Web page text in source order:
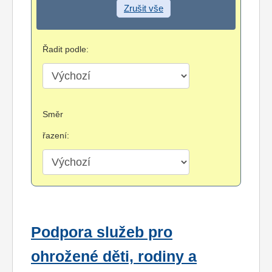
Zrušit vše
Řadit podle:
Směr
řazení:
Podpora služeb pro
ohrožené děti, rodiny a